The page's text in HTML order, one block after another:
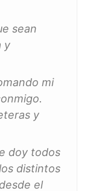
sean
y
mi
y
doy todos
distintos
el